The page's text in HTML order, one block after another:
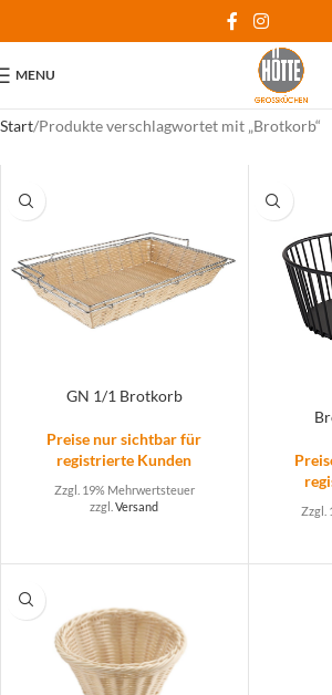
MENU
Start Produkte verschlagwortet mit „Brotkorb“
GN 1/1 Brotkorb
Preise nur sichtbar für
registrierte Kunden
Zzgl. 19% Mehrwertsteuer
zzgl.Versand
Zzgl.